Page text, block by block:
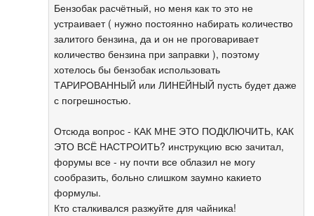
Бензобак расчётный, но меня как то это не
устраивает ( нужно постоянно набирать количество
залитого бензина, да и он не проговаривает
количество бензина при заправки ), поэтому
хотелось бы бензобак использовать
ТАРИРОВАННЫЙ или ЛИНЕЙНЫЙ пусть будет даже
с погрешностью.
Отсюда вопрос - КАК МНЕ ЭТО ПОДКЛЮЧИТЬ, КАК
ЭТО ВСЁ НАСТРОИТЬ? инструкцию всю зачитал,
форумы все - ну почти все облазил не могу
сообразить, больно слишком заумно какието
формулы.
Кто сталкивался разжуйте для чайника!